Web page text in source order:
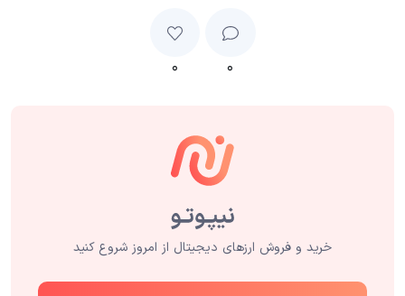
۰ ۰
خرید و فروش ارزهای دیجیتال از امروز شروع کنید